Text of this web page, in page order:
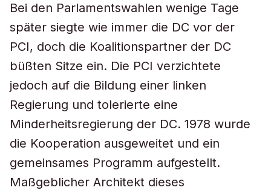
Bei den Parlamentswahlen wenige Tage
später siegte wie immer die DC vor der
PCI, doch die Koalitionspartner der DC
büßten Sitze ein. Die PCI verzichtete
jedoch auf die Bildung einer linken
Regierung und tolerierte eine
Minderheitsregierung der DC. 1978 wurde
die Kooperation ausgeweitet und ein
gemeinsames Programm aufgestellt.
Maßgeblicher Architekt dieses